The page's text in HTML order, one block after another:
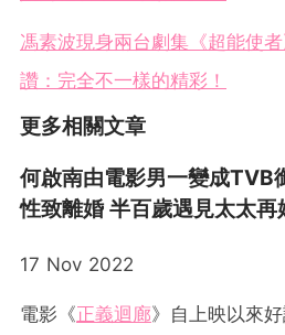
馮素波現身兩台劇集《超能使
讚：完全不一樣的精彩！
更多相關文章
何啟南由電影男一變成TVB
性致離婚 半百歲遇見太太再
17 Nov 2022
電影《正義迴廊》自上映以來